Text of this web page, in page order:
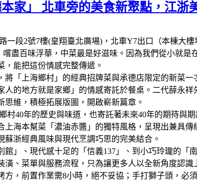
家」 北車旁的美食新聚點，江浙
一段2號7樓(皇翔臺北廣場)，北車Y7出口（本棟大樓
盡百味浮華，中菜最是好滋味。因為我們從小就
，能把這份情感完整傳遞。
「上海鄉村」的經典招牌菜與承德店限定的新菜
的地方就是家鄉」的情感寄託於餐桌。二代薛永
維，積極拓展版圖，開啟嶄新篇章。
村40年的歷史與味道，也寄託著未來40年的期待與期
海本幫菜「濃油赤醬」的獨特風格，呈現出兼具
浙經典風味與現代烹調巧思的完美結合。
」、現代感十足的「信義137」、到小巧玲瓏的「
潢、菜單與服務流程，只為讓更多人以全新角度認識
，前置作業需8小時，絕不妥協；手打獅子頭，必